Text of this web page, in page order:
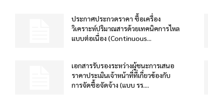
ประกาศประกวดราคา ซื้อเครื่อง
วิเคราะห์ปริมาณสารด้วยเทคนิคการไหล
แบบต่อเนื่อง (Continuous...
เอกสารรับรองระหว่างผู้ชนะการเสนอ
ราคาประเมินเจ้าหน้าที่ที่เกี่ยวข้องกับ
การจัดซื้อจัดจ้าง (แบบ รร....